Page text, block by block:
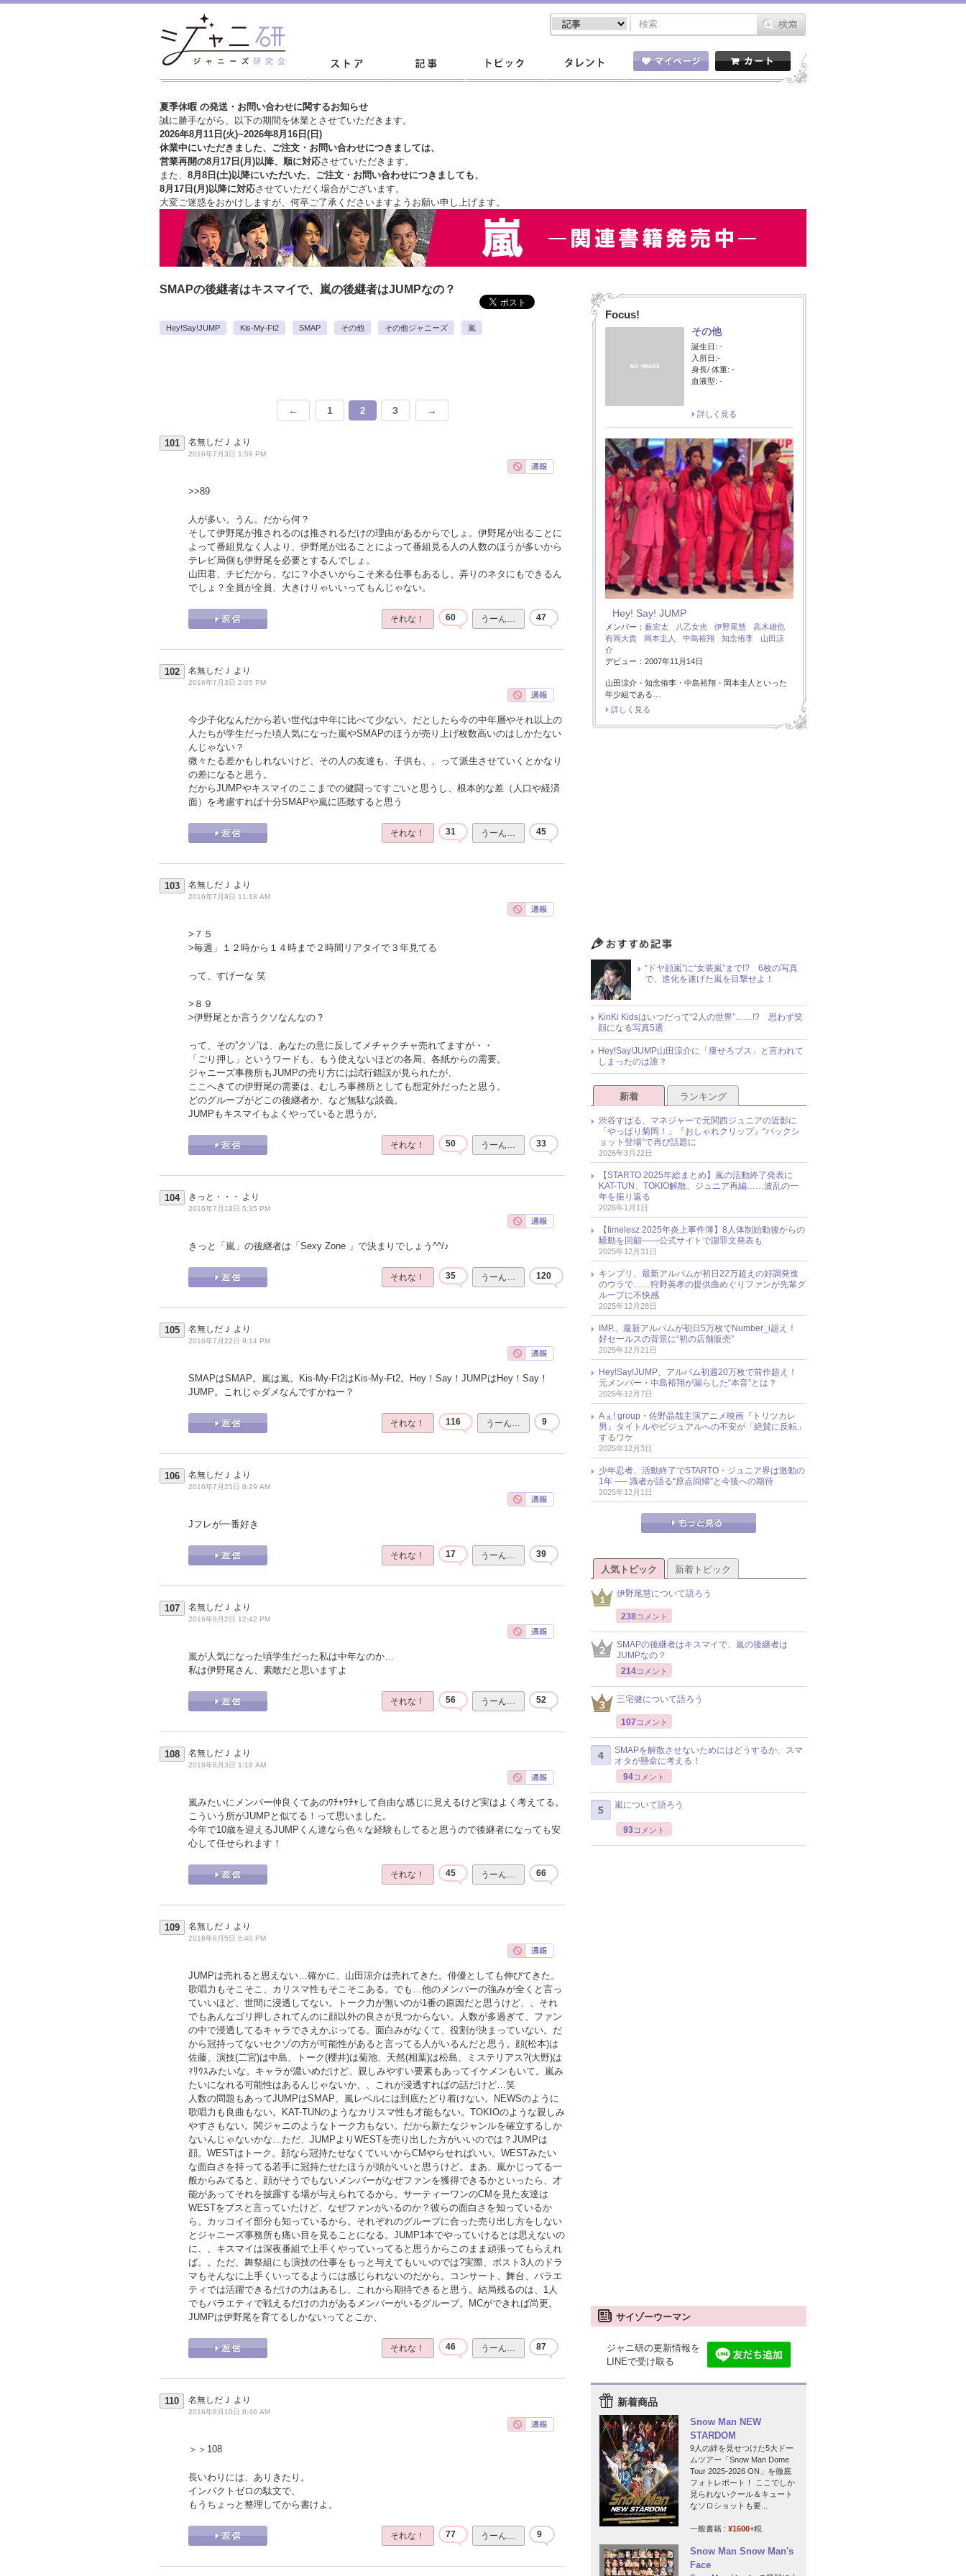
夏季休暇 の発送・お問い合わせに関するお知らせ
誠に勝手ながら、以下の期間を休業とさせていただきます。
2026年8月11日(火)~2026年8月16日(日)
休業中にいただきました、ご注文・お問い合わせにつきましては、
営業再開の8月17日(月)以降、順に対応させていただきます。
また、 8月8日(土)以降にいただいた、ご注文・ お問い合わせにつきましても、
8月17日(月)以降に対応させていただく場合がございます。
大変ご迷惑をおかけしますが、 何卒ご了承くださいますようお願い申し上げます。
SMAPの後継者はキスマイで、嵐の後継者はJUMPなの？
Hey!Say!JUMP Kis-My-Ft2 SMAP その他 その他ジャニーズ 嵐
← 1 2 3 →
101 名無しだＪ より
2016年7月3日 1:59 PM
>>89
人が多い。うん。だから何？
そして伊野尾が推されるのは推されるだけの理由があるからでしょ。伊野尾が出ることに
よって番組見なく人より、伊野尾が出ることによって番組見る人の人数のほうが多いから
テレビ局側も伊野尾を必要とするんでしょ。
山田君、チビだから、なに？小さいからこそ来る仕事もあるし、弄りのネタにもできるん
でしょ？全員が全員、大きけりゃいいってもんじゃない。
それな！ 60 うーん… 47
102 名無しだＪ より
2016年7月3日 2:05 PM
今少子化なんだから若い世代は中年に比べて少ない。だとしたら今の中年層やそれ以上の
人たちが学生だった頃人気になった嵐やSMAPのほうが売り上げ枚数高いのはしかたない
んじゃない？
微々たる差かもしれないけど、その人の友達も、子供も、、って派生させていくとかなり
の差になると思う。
だからJUMPやキスマイのここまでの健闘ってすごいと思うし、根本的な差（人口や経済
面）を考慮すれば十分SMAPや嵐に匹敵すると思う
それな！ 31 うーん… 45
103 名無しだＪ より
2016年7月9日 11:18 AM
>７５
>毎週」１２時から１４時まで２時間リアタイで３年見てる
って、すげーな 笑
>８９
>伊野尾とか言うクソなんなの？
って、その”クソ”は、あなたの意に反してメチャクチャ売れてますが・・
「ごり押し」というワードも、もう使えないほどの各局、各紙からの需要。
ジャニーズ事務所もJUMPの売り方には試行錯誤が見られたが、
ここへきての伊野尾の需要は、むしろ事務所としても想定外だったと思う。
どのグループがどこの後継者か、など無駄な談義。
JUMPもキスマイもよくやっていると思うが。
それな！ 50 うーん… 33
104 きっと・・・ より
2016年7月19日 5:35 PM
きっと「嵐」の後継者は「Sexy Zone 」で決まりでしょう^^/♪
それな！ 35 うーん… 120
105 名無しだＪ より
2016年7月22日 9:14 PM
SMAPはSMAP。嵐は嵐。Kis-My-Ft2はKis-My-Ft2。Hey！Say！JUMPはHey！Say！
JUMP。これじゃダメなんですかねー？
それな！ 116 うーん… 9
106 名無しだＪ より
2016年7月25日 8:29 AM
Jフレが一番好き
それな！ 17 うーん… 39
107 名無しだＪ より
2016年8月2日 12:42 PM
嵐が人気になった頃学生だった私は中年なのか…
私は伊野尾さん、素敵だと思いますよ
それな！ 56 うーん… 52
108 名無しだＪ より
2016年8月3日 1:18 AM
嵐みたいにメンバー仲良くてあのﾜﾁｬﾜﾁｬして自由な感じに見えるけど実はよく考えてる。
こういう所がJUMPと似てる！って思いました。
今年で10歳を迎えるJUMPくん達なら色々な経験もしてると思うので後継者になっても安
心して任せられます！
それな！ 45 うーん… 66
109 名無しだＪ より
2016年8月5日 6:40 PM
JUMPは売れると思えない…確かに、山田涼介は売れてきた。俳優としても伸びてきた。
歌唱力もそこそこ、カリスマ性もそこそこある。でも…他のメンバーの強みが全くと言っ
ていいほど、世間に浸透してない。トーク力が無いのが1番の原因だと思うけど、、それ
でもあんなゴリ押しされてんのに顔以外の良さが見つからない。人数が多過ぎて、ファン
の中で浸透してるキャラでさえかぶってる。面白みがなくて、役割が決まっていない。だ
から冠持ってないセクゾの方が可能性があると言ってる人がいるんだと思う。顔(松本)は
佐藤、演技(二宮)は中島、トーク(櫻井)は菊池、天然(相葉)は松島、ミステリアス?(大野)は
ﾏﾘｳｽみたいな。キャラが濃いめだけど、親しみやすい要素もあってイケメンもいて。嵐み
たいになれる可能性はあるんじゃないか、、これが浸透すればの話だけど…笑
人数の問題もあってJUMPはSMAP、嵐レベルには到底たどり着けない。NEWSのように
歌唱力も良曲もない。KAT-TUNのようなカリスマ性も才能もない。TOKIOのような親しみ
やすさもない。関ジャニのようなトーク力もない。だから新たなジャンルを確立するしか
ないんじゃないかな…ただ、JUMPよりWESTを売り出した方がいいのでは？JUMPは
顔。WESTはトーク。顔なら冠持たせなくていいからCMやらせればいい。WESTみたい
な面白さを持ってる若手に冠持たせたほうが頭がいいと思うけど。まあ、嵐かじってる一
般からみてると、顔がそうでもないメンバーがなぜファンを獲得できるかといったら、才
能があってそれを披露する場が与えられてるから。サーティーワンのCMを見た友達は
WESTをブスと言っていたけど、なぜファンがいるのか？彼らの面白さを知っているか
ら。カッコイイ部分も知っているから。それぞれのグループに合った売り出し方をしない
とジャニーズ事務所も痛い目を見ることになる。JUMP1本でやっていけるとは思えないの
に、、キスマイは深夜番組で上手くやっていってると思うからこのまま頑張ってもらえれ
ば。。ただ、舞祭組にも演技の仕事をもっと与えてもいいのでは?実際、ポスト3人のドラ
マもそんなに上手くいってるようには感じられないのだから。コンサート、舞台、バラエ
ティでは活躍できるだけの力はあるし、これから期待できると思う。結局残るのは、1人
でもバラエティで戦えるだけの力があるメンバーがいるグループ。MCができれば尚更。
JUMPは伊野尾を育てるしかないってとこか、
それな！ 46 うーん… 87
110 名無しだＪ より
2016年8月10日 8:46 AM
＞＞108
長いわりには、ありきたり。
インパクトゼロの駄文で、
もうちょっと整理してから書けよ。
それな！ 77 うーん… 9
Focus!
その他
誕生日: -
入所日:-
身長/ 体重: -
血液型: -
詳しく見る
Hey! Say! JUMP
メンバー： 薮宏太 八乙女光 伊野尾慧
高木雄也
有岡大貴
岡本圭人 中島裕翔 知念侑李
山田涼
介
デビュー：2007年11月14日
山田涼介・知念侑李・中島裕翔・岡本圭人といった
年少組である…
詳しく見る
“ドヤ顔嵐”に“女装嵐”まで!? 6枚の写真
で、進化を遂げた嵐を目撃せよ！
KinKi Kidsはいつだって“2人の世界”……!? 思わず笑
顔になる写真5選
Hey!Say!JUMP山田涼介に「痩せろブス」と言われて
しまったのは誰？
新着 ランキング
渋谷すばる、マネジャーで元関西ジュニアの近影に
「やっぱり菊岡！」『おしゃれクリップ』“バックシ
ョット登場”で再び話題に
2026年3月22日
【STARTO 2025年総まとめ】嵐の活動終了発表に
KAT-TUN、TOKIO解散、ジュニア再編……波乱の一
年を振り返る
2026年1月1日
【timelesz 2025年炎上事件簿】8人体制始動後からの
騒動を回顧――公式サイトで謝罪文発表も
2025年12月31日
キンプリ、最新アルバムが初日22万超えの好調発進
のウラで……狩野英孝の提供曲めぐりファンが先輩グ
ループに不快感
2025年12月28日
IMP.、最新アルバムが初日5万枚でNumber_i超え！
好セールスの背景に“初の店舗販売”
2025年12月21日
Hey!Say!JUMP、アルバム初週20万枚で前作超え！
元メンバー・中島裕翔が漏らした“本音”とは？
2025年12月7日
Aぇ! group・佐野晶哉主演アニメ映画『トリツカレ
男』タイトルやビジュアルへの不安が「絶賛に反転」
するワケ
2025年12月3日
少年忍者、活動終了でSTARTO・ジュニア界は激動の
1年 ── 識者が語る“原点回帰”と今後への期待
2025年12月1日
人気トピック 新着トピック
伊野尾慧について語ろう
238コメント
SMAPの後継者はキスマイで、嵐の後継者は
JUMPなの？
214コメント
三宅健について語ろう
107 コメント
SMAPを解散させないためにはどうするか、スマ
オタが懸命に考える！
94コメント
嵐について語ろう
93コメント
サイゾーウーマン
ジャニ研の更新情報を
LINEで受け取る
新着商品
Snow Man NEW
STARDOM
9人の絆を見せつけた5大ドー
ムツアー「Snow Man Dome
Tour 2025-2026 ON」を徹底
フォトレポート！ ここでしか
見られないクール＆キュート
なソロショットも要...
一般書籍 : ¥1600+税
Snow Man Snow Man's
Face